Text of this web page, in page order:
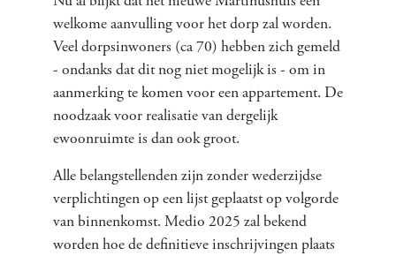
welkome aanvulling voor het dorp zal worden.
Veel dorpsinwoners (ca 70) hebben zich gemeld
- ondanks dat dit nog niet mogelijk is - om in
aanmerking te komen voor een appartement. De
noodzaak voor realisatie van dergelijk
ewoonruimte is dan ook groot.
Alle belangstellenden zijn zonder wederzijdse
verplichtingen op een lijst geplaatst op volgorde
van binnenkomst. Medio 2025 zal bekend
worden hoe de definitieve inschrijvingen plaats